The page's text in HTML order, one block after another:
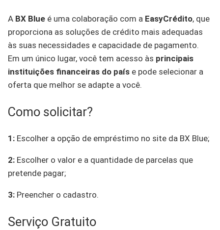
A BX Blue é uma colaboração com a EasyCrédito, que
proporciona as soluções de crédito mais adequadas
às suas necessidades e capacidade de pagamento.
Em um único lugar, você tem acesso às principais
instituições financeiras do país e pode selecionar a
oferta que melhor se adapte a você.
Como solicitar?
1: Escolher a opção de empréstimo no site da BX Blue;
2: Escolher o valor e a quantidade de parcelas que
pretende pagar;
3: Preencher o cadastro.
Serviço Gratuito